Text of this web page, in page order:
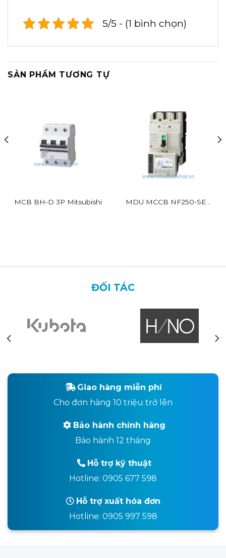
5/5 - (1 bình chọn)
SẢN PHẨM TƯƠNG TỰ
MCB BH-D 3P Mitsubishi
MDU MCCB NF250-SEV
ĐỐI TÁC
Giao hàng miễn phí
Cho đơn hàng 10 triệu trở lên
Bảo hành chính hãng
Bảo hành 12 tháng
Hỗ trợ kỹ thuật
Hotline: 0905 677 598
Hỗ trợ xuất hóa đơn
Hotline: 0905 997 598